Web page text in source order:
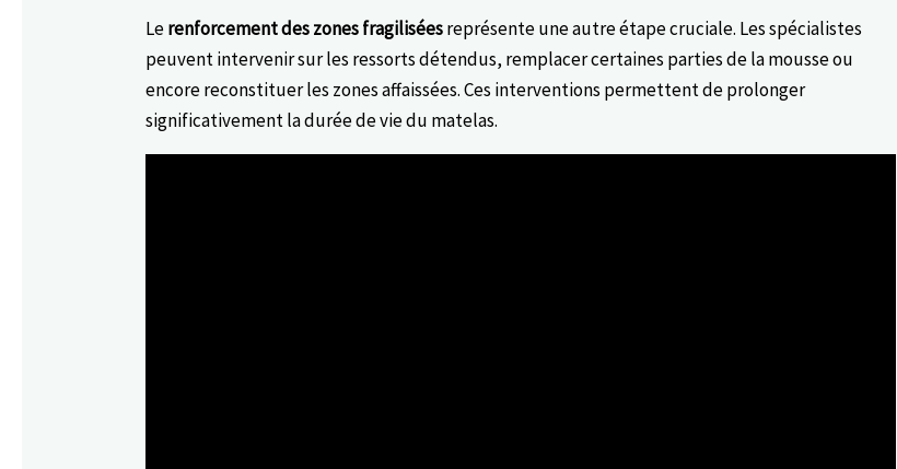
Lerenforcement des zones fragiliséesreprésente une autre étape cruciale. Les spécialistes
peuvent intervenir sur les ressorts détendus, remplacer certaines parties de la mousse ou
encore reconstituer les zones affaissées. Ces interventions permettent de prolonger
significativement la durée de vie du matelas.